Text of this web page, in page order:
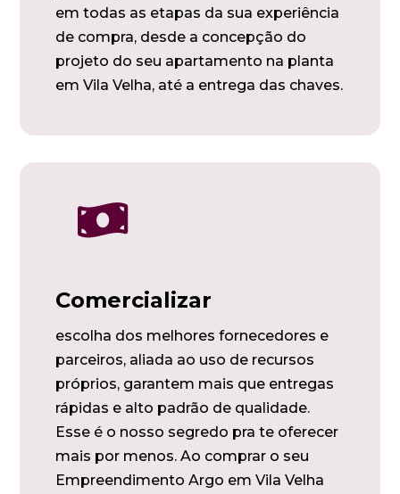
em todas as etapas da sua experiência
de compra, desde a concepção do
projeto do seu apartamento na planta
em Vila Velha, até a entrega das chaves.

Comercializar
escolha dos melhores fornecedores e
parceiros, aliada ao uso de recursos
próprios, garantem mais que entregas
rápidas e alto padrão de qualidade.
Esse é o nosso segredo pra te oferecer
mais por menos. Ao comprar o seu
Empreendimento Argo em Vila Velha